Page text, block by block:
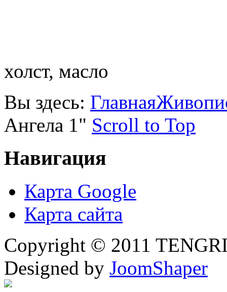
холст, масло
Вы здесь: Главная
Ангела 1" Scroll to Top
Навигация
Карта Google
Карта сайта
Copyright © 2011
Designed by JoomShaper